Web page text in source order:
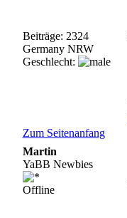
Beiträge: 2324
Germany NRW
Geschlecht:
Zum Seitenanfang
Martin
YaBB Newbies
Offline